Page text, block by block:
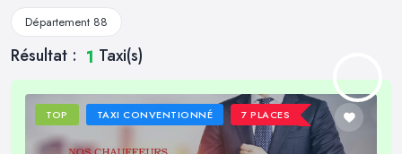
Département 88
Résultat : 1 Taxi(s)
TOP TAXI CONVENTIONNÉ 7 PLACES